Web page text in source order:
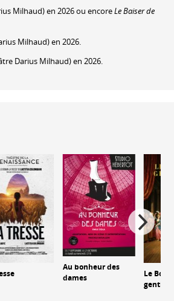
Milhaud) en 2026 ou encoreLe Baiser de
Milhaud) en 2026.
Darius Milhaud) en 2026.
Au bonheur des
dames
Le